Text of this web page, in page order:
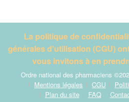
La politique de
générales d'utilisation (CGU)
vous invitons à en
Ordre national des pharmaciens
Mentions légales
CGU
Plan du site
FAQ